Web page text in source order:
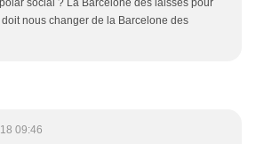
social ? La Barcelone des laissés pour
nous changer de la Barcelone des
09:46